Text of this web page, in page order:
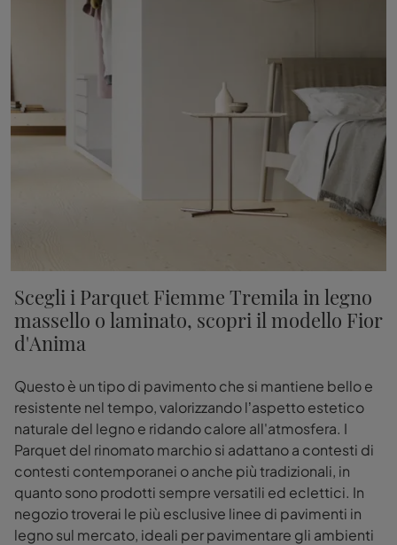
Scegli i Parquet Fiemme Tremila in legno
massello o laminato, scopri il modello Fior
d'Anima
Questo è un tipo di pavimento che si mantiene bello e
resistente nel tempo, valorizzando l’aspetto estetico
naturale del legno e ridando calore all'atmosfera. I
Parquet del rinomato marchio si adattano a contesti di
contesti contemporanei o anche più tradizionali, in
quanto sono prodotti sempre versatili ed eclettici. In
negozio troverai le più esclusive linee di pavimenti in
legno sul mercato, ideali per pavimentare gli ambienti